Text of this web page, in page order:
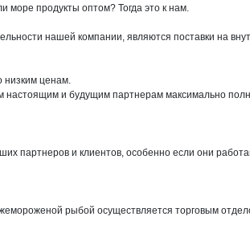
море продукты оптом? Тогда это к нам.
нашей компании, являются поставки на
низким ценам.
и будущим партнерам максимально
партнеров и клиентов, особенно если они
рыбой осуществляется торговым